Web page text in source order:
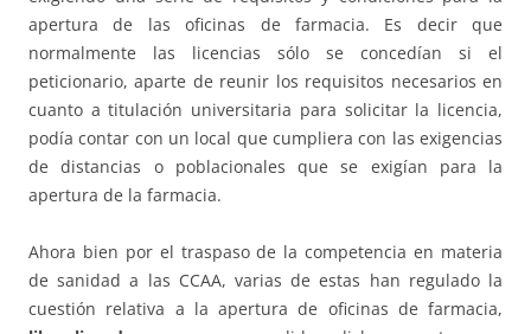
apertura de las oficinas de farmacia. Es decir que
normalmente las licencias sólo se concedían si el
peticionario, aparte de reunir los requisitos necesarios en
cuanto a titulación universitaria para solicitar la licencia,
podía contar con un local que cumpliera con las exigencias
de distancias o poblacionales que se exigían para la
apertura de la farmacia.
Ahora bien por el traspaso de la competencia en materia
de sanidad a las CCAA, varias de estas han regulado la
cuestión relativa a la apertura de oficinas de farmacia,